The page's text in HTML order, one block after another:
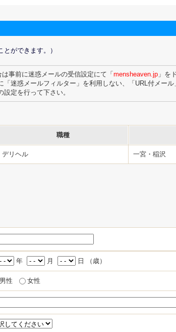
ができます。）
事前に迷惑メールの受信設定にて「 mensheaven.jp 」を
迷惑メールフィルター」を利用しない、「URL付メー
定を行って下さい。
職種
デリヘル 一宮・稲沢
年 月 日 （ 歳）
男性 女性